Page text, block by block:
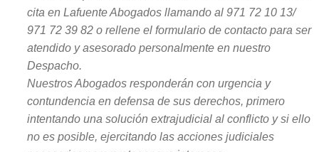
cita en Lafuente Abogados llamando al 971 72 10 13/
971 72 39 82 o rellene el formulario de contacto para ser
atendido y asesorado personalmente en nuestro
Despacho.
Nuestros Abogados responderán con urgencia y
contundencia en defensa de sus derechos, primero
intentando una solución extrajudicial al conflicto y si ello
no es posible, ejercitando las acciones judiciales